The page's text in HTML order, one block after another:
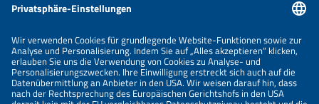
Informationen
IMPRESSUM